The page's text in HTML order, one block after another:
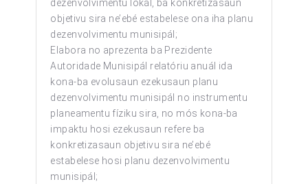
dezenvolvimentu lokál, ba konkretizasaun
objetivu sira ne’ebé estabelese ona iha planu
dezenvolvimentu munisipál;
Elabora no aprezenta ba Prezidente
Autoridade Munisipál relatóriu anuál ida
kona-ba evolusaun ezekusaun planu
dezenvolvimentu munisipál no instrumentu
planeamentu fíziku sira, no mós kona-ba
impaktu hosi ezekusaun refere ba
konkretizasaun objetivu sira ne’ebé
estabelese hosi planu dezenvolvimentu
munisipál;